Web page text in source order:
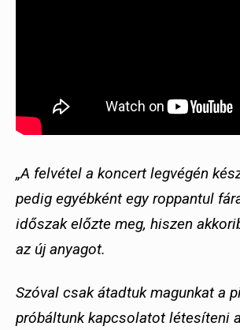
„A felvétel a koncert legvégén
pedig egyébként egy roppantul
időszak előzte meg, hiszen
az új anyagot.
Szóval csak átadtuk magunkat a
próbáltunk kapcsolatot létesíteni